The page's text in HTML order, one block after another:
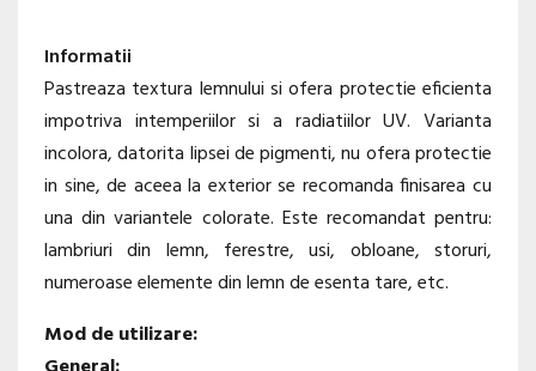
Informatii
Pastreaza textura lemnului si ofera protectie eficienta
impotriva intemperiilor si a radiatiilor UV. Varianta
incolora, datorita lipsei de pigmenti, nu ofera protectie
in sine, de aceea la exterior se recomanda finisarea cu
una din variantele colorate. Este recomandat pentru:
lambriuri din lemn, ferestre, usi, obloane, storuri,
numeroase elemente din lemn de esenta tare, etc.
Mod de utilizare: